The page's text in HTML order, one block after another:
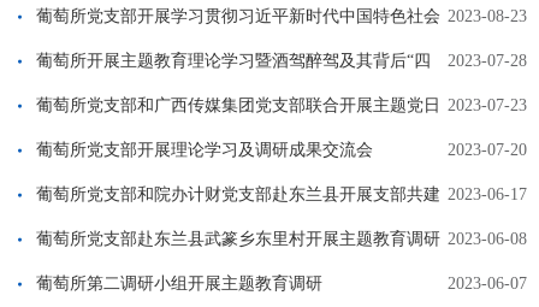
2023-08-23
葡萄所党支部开展学习贯彻习近平新时代中国特色社会
主义思想主题教育专题组织生活会 2023-07-28
葡萄所开展主题教育理论学习暨酒驾醉驾及其背后“四
风”问题专项整治和警示教育 2023-07-23
葡萄所党支部和广西传媒集团党支部联合开展主题党日
活动 2023-07-20
葡萄所党支部开展理论学习及调研成果交流会
2023-06-17
葡萄所党支部和院办计财党支部赴东兰县开展支部共建
主题党日活动 2023-06-08
葡萄所党支部赴东兰县武篆乡东里村开展主题教育调研
活动 2023-06-07
葡萄所第二调研小组开展主题教育调研